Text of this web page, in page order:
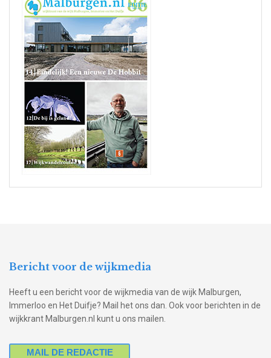
Bericht voor de wijkmedia
Heeft u een bericht voor de wijkmedia van de wijk Malburgen,
Immerloo en Het Duifje? Mail het ons dan. Ook voor berichten in de
wijkkrant Malburgen.nl kunt u ons mailen.
MAIL DE REDACTIE